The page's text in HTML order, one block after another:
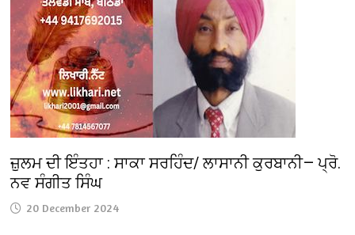
ਜ਼ੁਲਮ ਦੀ ਇੰਤਹਾ : ਸਾਕਾ ਸਰਹਿੰਦ/ ਲਾਸਾਨੀ ਕੁਰਬਾਨੀ— ਪ੍ਰੋ.
ਨਵ ਸੰਗੀਤ ਸਿੰਘ
20 December 2024